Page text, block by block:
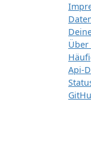
Über
Api-